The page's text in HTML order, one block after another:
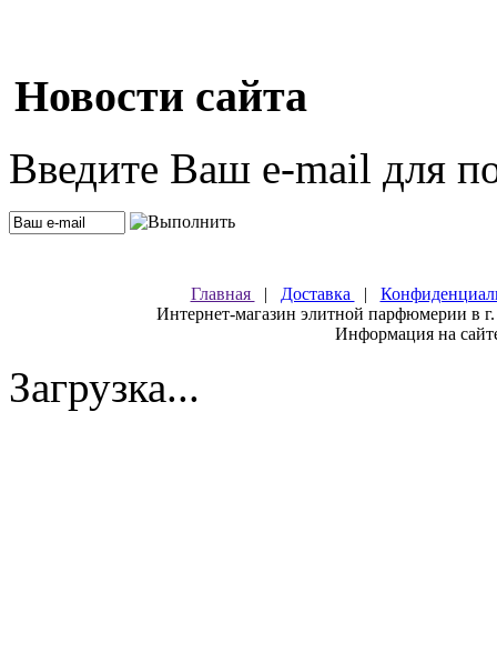
Новости сайта
Введите Ваш e-mail для
Главная | Доставка |
Интернет-магазин элитной парфюмерии в
Информация на
Загрузка...